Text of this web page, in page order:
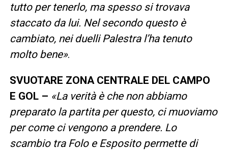
tutto per tenerlo, ma spesso si trovava
staccato da lui. Nel secondo questo è
cambiato, nei duelli Palestra l’ha tenuto
molto bene».
SVUOTARE ZONA CENTRALE DEL CAMPO
E GOL – «La verità è che non abbiamo
preparato la partita per questo, ci muoviamo
per come ci vengono a prendere. Lo
scambio tra Folo e Esposito permette di